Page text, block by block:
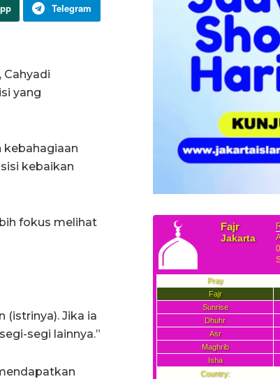
Telegram
Cahyadi
yang
kebahagiaan
kebaikan
fokus melihat
(istrinya). Jika ia
segi lainnya.”